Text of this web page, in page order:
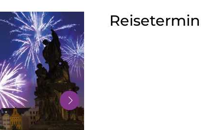
Reisetermin